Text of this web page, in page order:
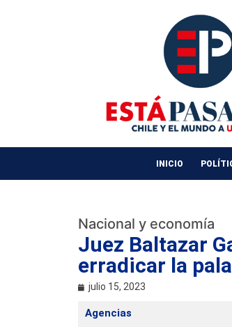
INICIO
Nacional y economía
Juez Baltazar
erradicar la
julio 15, 2023
Agencias